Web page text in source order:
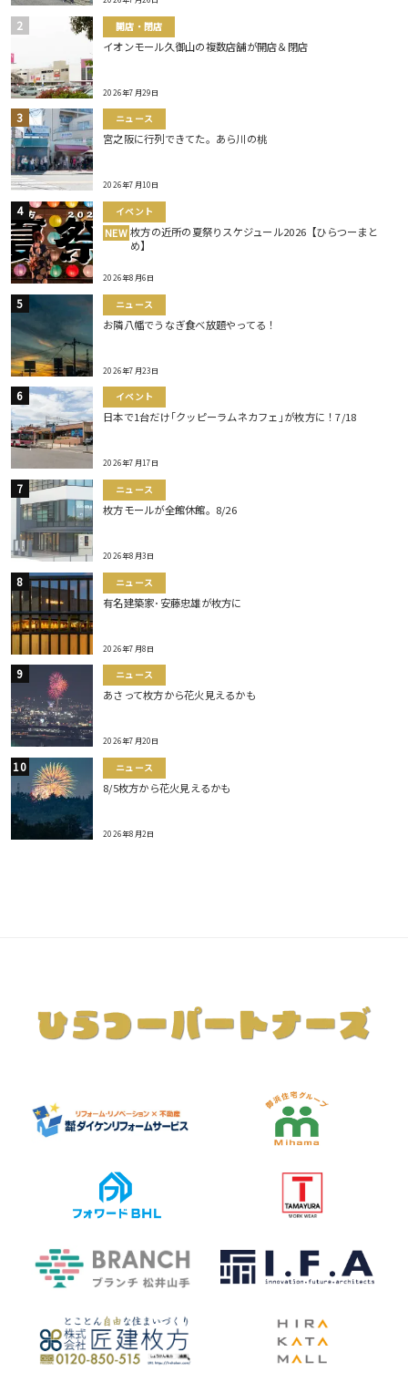
開店・閉店
イオンモール久御山の複数店舗が開店＆閉店
2026年7月29日
ニュース
宮之阪に行列できてた。あら川の桃
2026年7月10日
イベント
NEW 枚方の近所の夏祭りスケジュール2026【ひらつーまと
め】
2026年8月6日
ニュース
お隣八幡でうなぎ食べ放題やってる！
2026年7月23日
イベント
日本で1台だけ｢クッピーラムネカフェ｣が枚方に！7/18
2026年7月17日
ニュース
枚方モールが全館休館。8/26
2026年8月3日
ニュース
有名建築家･安藤忠雄が枚方に
2026年7月8日
ニュース
あさって枚方から花火見えるかも
2026年7月20日
ニュース
8/5枚方から花火見えるかも
2026年8月2日